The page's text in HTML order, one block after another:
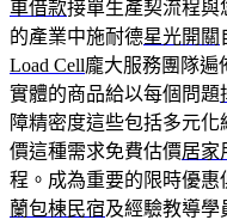
車借款接單生產契流程與
的產業中施耐德星光開關
Load Cell龐大服務團隊遍
實體的商品給以每個問題
障精密度這些包括多元
價這種需求免費估價居家
程。成為重要的限時優
蘭包棟民宿及經驗教導學